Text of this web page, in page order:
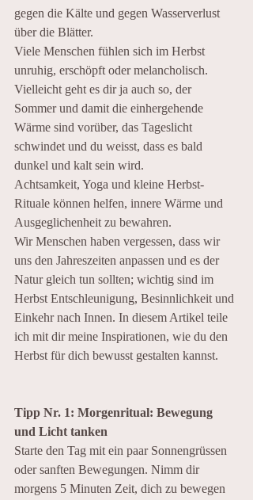
gegen die Kälte und gegen Wasserverlust
über die Blätter.
Viele Menschen fühlen sich im Herbst
unruhig, erschöpft oder melancholisch.
Vielleicht geht es dir ja auch so, der
Sommer und damit die einhergehende
Wärme sind vorüber, das Tageslicht
schwindet und du weisst, dass es bald
dunkel und kalt sein wird.
Achtsamkeit, Yoga und kleine Herbst-
Rituale können helfen, innere Wärme und
Ausgeglichenheit zu bewahren.
Wir Menschen haben vergessen, dass wir
uns den Jahreszeiten anpassen und es der
Natur gleich tun sollten; wichtig sind im
Herbst Entschleunigung, Besinnlichkeit und
Einkehr nach Innen. In diesem Artikel teile
ich mit dir meine Inspirationen, wie du den
Herbst für dich bewusst gestalten kannst.
Tipp Nr. 1: Morgenritual: Bewegung
und Licht tanken
Starte den Tag mit ein paar Sonnengrüssen
oder sanften Bewegungen. Nimm dir
morgens 5 Minuten Zeit, dich zu bewegen